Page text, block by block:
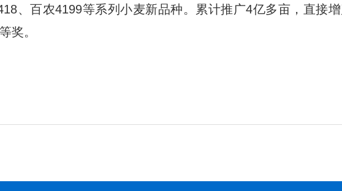
、百农4199等系列小麦新品种。累计推广4亿多亩，直接
奖。